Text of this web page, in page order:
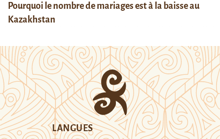
Pourquoi le nombre de mariages est à la baisse au
Kazakhstan
LANGUES